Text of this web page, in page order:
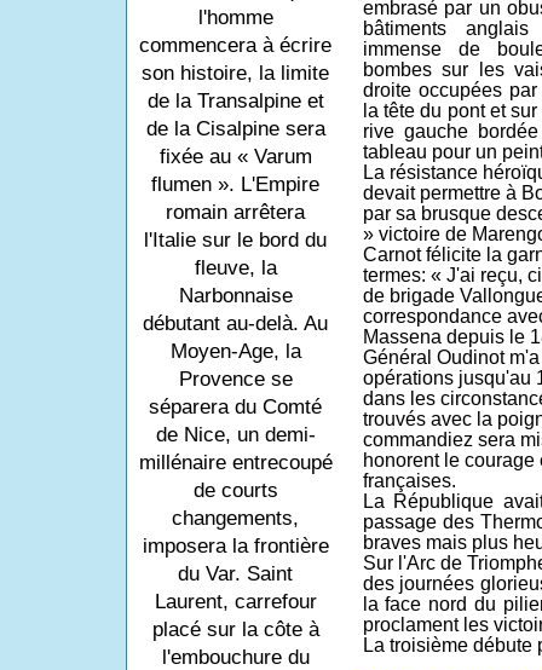
l'homme
commencera à écrire
son histoire, la limite
de la Transalpine et
de la Cisalpine sera
fixée au « Varum
flumen ». L'Empire
romain arrêtera
l'Italie sur le bord du
fleuve, la
Narbonnaise
débutant au-delà. Au
Moyen-Age, la
Provence se
séparera du Comté
de Nice, un demi-
millénaire entrecoupé
de courts
changements,
imposera la frontière
du Var. Saint
Laurent, carrefour
placé sur la côte à
l'embouchure du
embrasé par un
bâtiments
immense de
bombes sur les
droite occupées
la tête du pont et
rive gauche
tableau pour un
La résistance
devait permettre à
par sa brusque
» victoire de
Carnot félicite la
termes: « J'ai reçu,
de brigade
correspondance
Massena depuis le
Général Oudinot
opérations jusqu'au
dans les
trouvés avec la
commandiez sera
honorent le
françaises.
La République
passage des
braves mais plus
Sur l'Arc de
des journées
la face nord du
proclament les
La troisième débute